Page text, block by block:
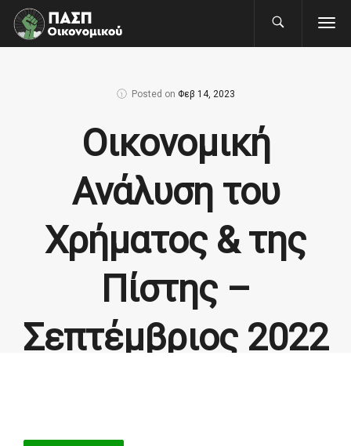
Posted on Φεβ 14, 2023
Οικονομική
Ανάλυση του
Χρήματος & της
Πίστης –
Σεπτέμβριος 2022